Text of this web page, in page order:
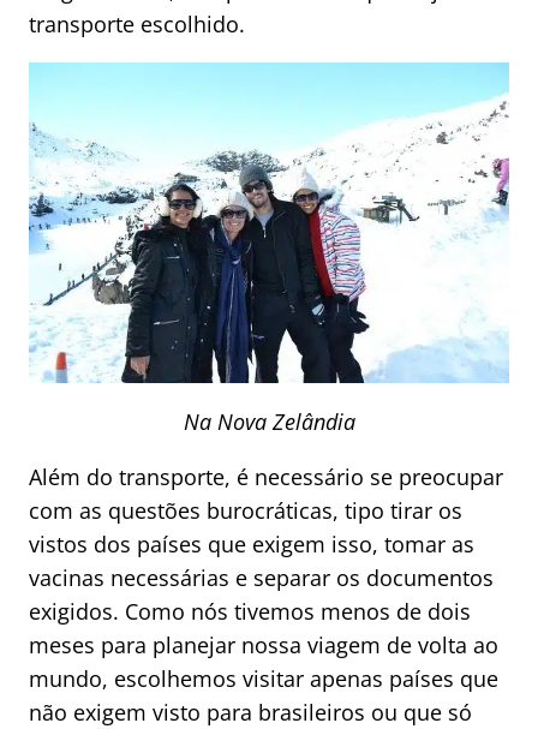
transporte escolhido.
Na Nova Zelândia
Além do transporte, é necessário se preocupar
com as questões burocráticas, tipo tirar os
vistos dos países que exigem isso, tomar as
vacinas necessárias e separar os documentos
exigidos. Como nós tivemos menos de dois
meses para planejar nossa viagem de volta ao
mundo, escolhemos visitar apenas países que
não exigem visto para brasileiros ou que só